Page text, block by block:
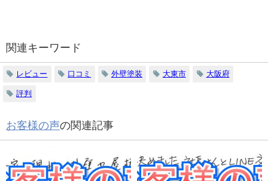
関連キーワード
レビュー 口コミ 外壁塗装 大東市 大阪府
評判
お客様の声の関連記事